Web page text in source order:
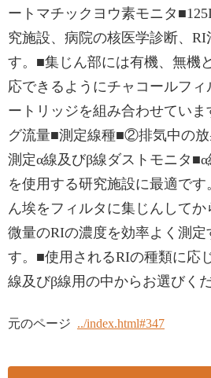
ートマチックヨウ素モニタ
究施設、病院の核医学診断、
す。■集じん部には有機、無機
応できるようにチャコールフ
ートリッジを組み合わせてい
グ流量■測定線種■②排気中の
測定α線及びβ線ダストモニタ
を使用する研究施設に最適で
ん埃をフィルタに集じんしてか
微量のRIの濃度を効率よく測定
す。■使用されるRIの種類に応
線及びβ線用の中からお選びく
元のページ ../index.html#347